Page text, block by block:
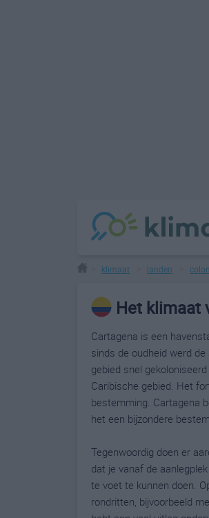
klimaat landen
Het klimaat
Cartagena is een
sinds de oudheid werd
gebied snel
Caribische gebied. Het
bestemming. Cartagena
het een bijzondere
Tegenwoordig doen er
dat je vanaf de
te voet te kunnen doen.
rondritten, bijvoorbeeld